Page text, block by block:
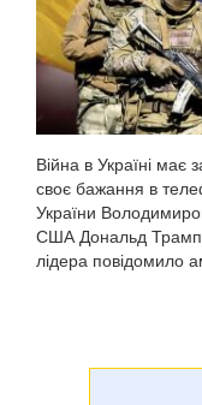
Війна в Україні має
своє бажання в
України
США Дональд Трамп.
лідера повідомило